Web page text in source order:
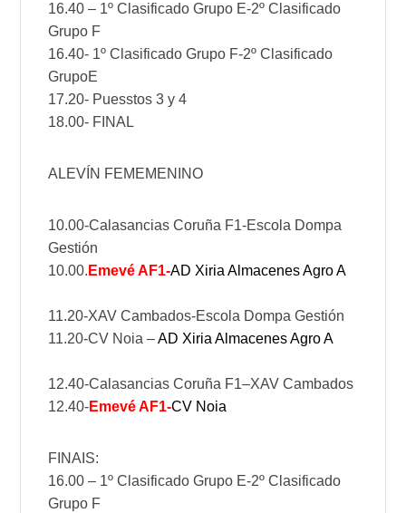
16.40 – 1º Clasificado Grupo E-2º Clasificado
Grupo F
16.40- 1º Clasificado Grupo F-2º Clasificado
GrupoE
17.20- Puesstos 3 y 4
18.00- FINAL
ALEVÍN FEMEMENINO
10.00-Calasancias Coruña F1-Escola Dompa
Gestión
10.00. Emevé AF1-AD Xiria Almacenes Agro A
11.20-XAV Cambados-Escola Dompa Gestión
11.20-CV Noia –AD Xiria Almacenes Agro A
12.40-Calasancias Coruña F1–XAV Cambados
12.40-Emevé AF1-CV Noia
FINAIS:
16.00 – 1º Clasificado Grupo E-2º Clasificado
Grupo F